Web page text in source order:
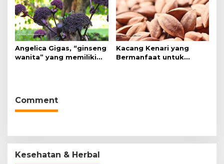
Angelica Gigas, “ginseng
wanita” yang memiliki
Kacang Kenari yang
Bermanfaat untuk
Comment
Kesehatan & Herbal